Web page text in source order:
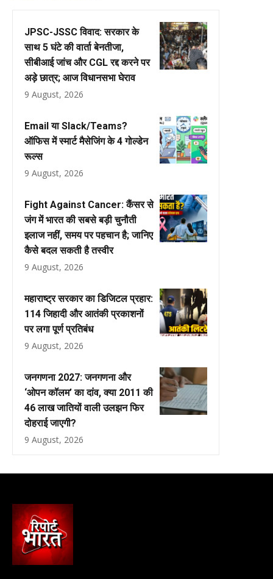
JPSC-JSSC विवाद: सरकार के
साथ 5 घंटे की वार्ता बेनतीजा,
सीबीआई जांच और CGL रद्द करने पर
अड़े छात्र; आज विधानसभा घेराव
9 August, 2026
Email या Slack/Teams?
ऑफिस में स्मार्ट मैसेजिंग के 4 गोल्डेन
रूल्स
9 August, 2026
Fight Against Cancer: कैंसर से
जंग में भारत की सबसे बड़ी चुनौती
इलाज नहीं, समय पर पहचान है; जानिए
कैसे बदल सकती है तस्वीर
9 August, 2026
महाराष्ट्र सरकार का डिजिटल प्रहार:
114 जिहादी और आतंकी प्रकाशनों
पर लगा पूर्ण प्रतिबंध
9 August, 2026
जनगणना 2027: जनगणना और
‘ओपन कॉलम’ का दांव, क्या 2011 की
46 लाख जातियों वाली उलझन फिर
दोहराई जाएगी?
9 August, 2026